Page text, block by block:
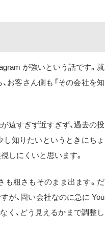
が強いという話です。就
お客さん側も「その会社を知
遠すぎず近すぎず、過去の投
し知りたいというときにちょ
しにくいと思います。
も粗さもそのまま出ます。だ
が、固い会社なのに急に You
く、どう見えるかまで調整し